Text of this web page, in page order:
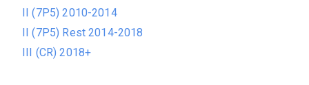
II (7P5) 2010-2014
II (7P5) Rest 2014-2018
III (CR) 2018+